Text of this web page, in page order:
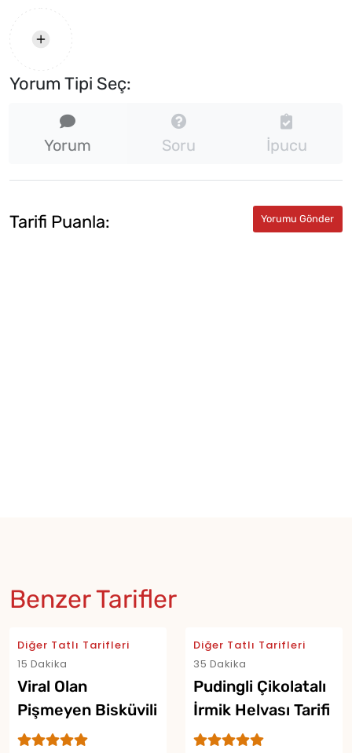
Yorum Tipi Seç:
Yorum Soru İpucu
Tarifi Puanla:
Benzer Tarifler
Diğer Tatlı Tarifleri
15 Dakika
Viral Olan
Pişmeyen Bisküvili
Puding Tarifi
Diğer Tatlı Tarifleri
35 Dakika
Pudingli Çikolatalı
İrmik Helvası Tarifi